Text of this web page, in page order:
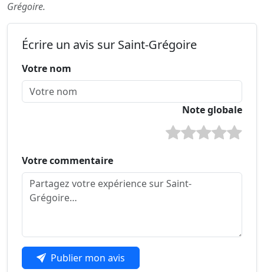
Grégoire.
Écrire un avis sur Saint-Grégoire
Votre nom
Note globale
Votre commentaire
Publier mon avis